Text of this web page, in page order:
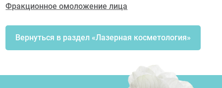
Фракционное омоложение лица
Вернуться в раздел «Лазерная косметология»